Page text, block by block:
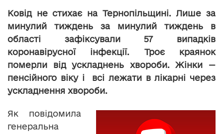
Ковід не стихає на Тернопільщині. Лише за
минулий тиждень за минулий тиждень в
області зафіксували 57 випадків
коронавірусної інфекції. Троє краянок
померли від ускладнень хвороби. Жінки —
пенсійного віку і всі лежати в лікарні через
ускладнення хвороби.
Як повідомила
генеральна